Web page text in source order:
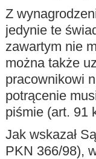
Z
jedynie te
zawartym nie
można także
pracownikowi
potrącenie
piśmie (art. 91
Jak wskazał
PKN 366/98),